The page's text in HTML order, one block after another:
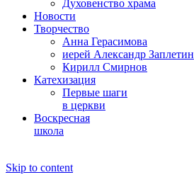
Духовенство храма
Новости
Творчество
Анна Герасимова
иерей Александр Заплетин
Кирилл Смирнов
Катехизация
Первые шаги
в церкви
Воскресная
школа
Skip to content